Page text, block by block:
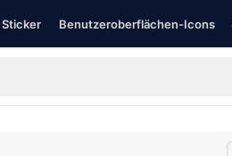
Sticker Benutzeroberflächen-Icons